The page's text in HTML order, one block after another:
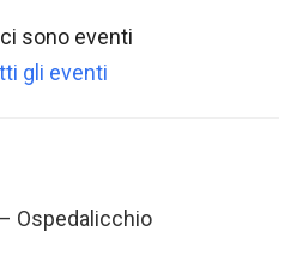
sono eventi
gli eventi
Ospedalicchio